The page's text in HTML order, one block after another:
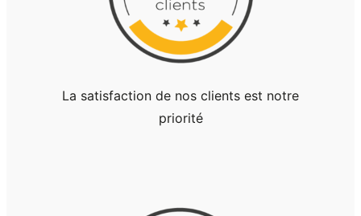
La satisfaction de nos clients est notre
priorité